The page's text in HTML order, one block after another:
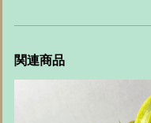
関連商品